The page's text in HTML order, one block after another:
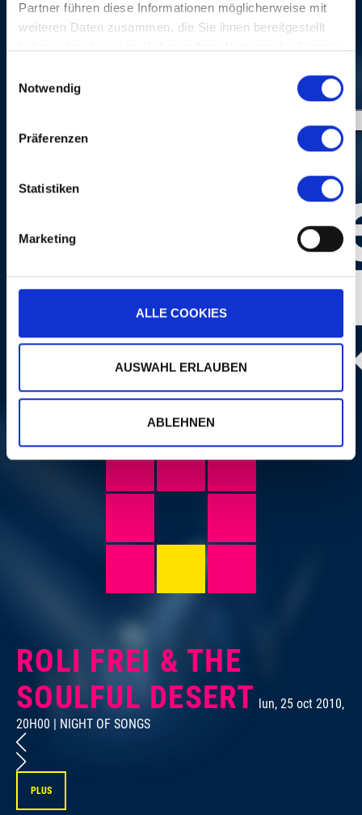
Partner führen diese Informationen möglicherweise mit
weiteren Daten zusammen, die Sie ihnen bereitgestellt
Notwendig
Präferenzen
Statistiken
Marketing
ALLE COOKIES
AUSWAHL ERLAUBEN
ABLEHNEN
GALERIE PHOTOS
Photo:Dominik Plüss
ROLI FREI & THE
SOULFUL DESERT lun, 25 oct 2010,
20H00 | NIGHT OF SONGS
PLUS